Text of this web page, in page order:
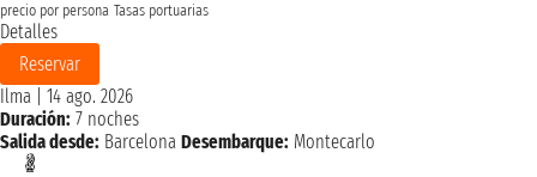
precio por persona Tasas portuarias
Detalles
Reservar
Ilma
14 ago. 2026
Duración: 7 noches
Salida desde: Barcelona Desembarque: Montecarlo